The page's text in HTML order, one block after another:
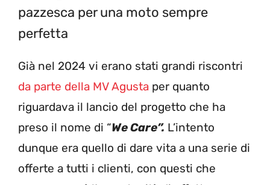
pazzesca per una moto sempre
perfetta
Già nel 2024 vi erano stati grandi riscontri
da parte della MV Agusta per quanto
riguardava il lancio del progetto che ha
preso il nome di “We Care”. L’intento
dunque era quello di dare vita a una serie di
offerte a tutti i clienti, con questi che